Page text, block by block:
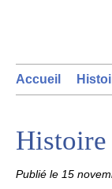
Accueil
Histoire
Publié le 15